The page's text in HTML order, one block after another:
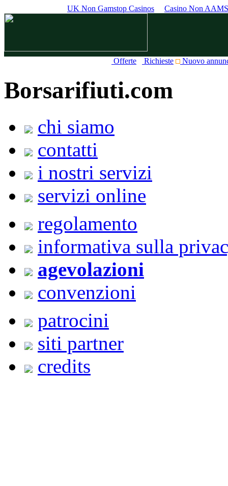
UK Non Gamstop Casinos Casino Non AAMS
Offerte Richieste Nuovo
Borsarifiuti.com
chi siamo
contatti
i nostri servizi
servizi online
regolamento
informativa sulla
agevolazioni
convenzioni
patrocini
siti partner
credits